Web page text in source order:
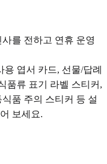
를 전하고 연휴 운영
엽서 카드, 선물/답례
품류 표기 라벨 스티커,
품 주의 스티커 등 설
보세요.